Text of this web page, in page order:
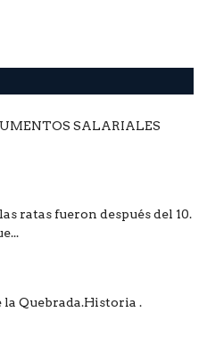
SALARIALES
ratas fueron después del 10.
la Quebrada.Historia .